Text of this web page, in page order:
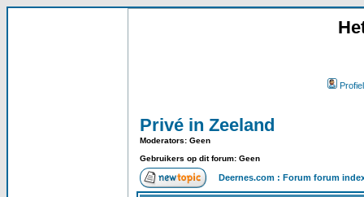
Profiel
Privé in Zeeland
Moderators: Geen
Gebruikers op dit forum: Geen
Deernes.com : Forum forum